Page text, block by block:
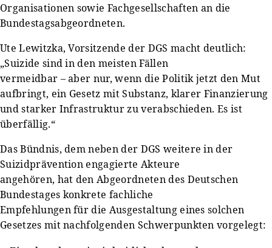
Organisationen sowie Fachgesellschaften an die
Bundestagsabgeordneten.
Ute Lewitzka, Vorsitzende der DGS macht deutlich:
„Suizide sind in den meisten Fällen
vermeidbar – aber nur, wenn die Politik jetzt den Mut
aufbringt, ein Gesetz mit Substanz, klarer Finanzierung
und starker Infrastruktur zu verabschieden. Es ist
überfällig.“
Das Bündnis, dem neben der DGS weitere in der
Suizidprävention engagierte Akteure
angehören, hat den Abgeordneten des Deutschen
Bundestages konkrete fachliche
Empfehlungen für die Ausgestaltung eines solchen
Gesetzes mit nachfolgenden Schwerpunkten vorgelegt: